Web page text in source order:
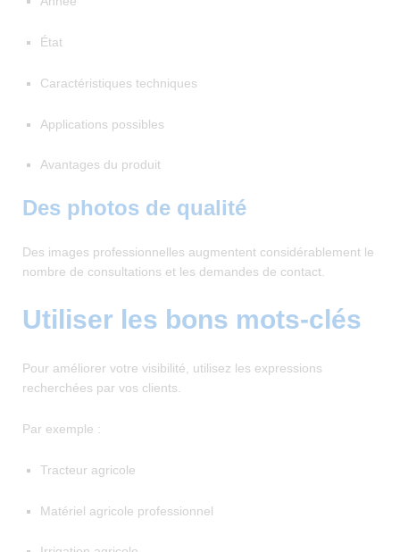
État
Caractéristiques techniques
Applications possibles
Avantages du produit
Des photos de qualité
Des images professionnelles augmentent considérablement le
nombre de consultations et les demandes de contact.
Utiliser les bons mots-clés
Pour améliorer votre visibilité, utilisez les expressions
recherchées par vos clients.
Par exemple :
Tracteur agricole
Matériel agricole professionnel